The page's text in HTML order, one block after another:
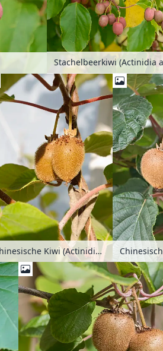
Stachelbeerkiwi (Actinidia
Chinesische Kiwi (Actinidia deliciosa)